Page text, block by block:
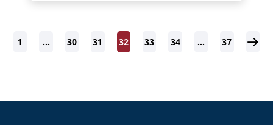
1 … 30 31 32 33 34 … 37